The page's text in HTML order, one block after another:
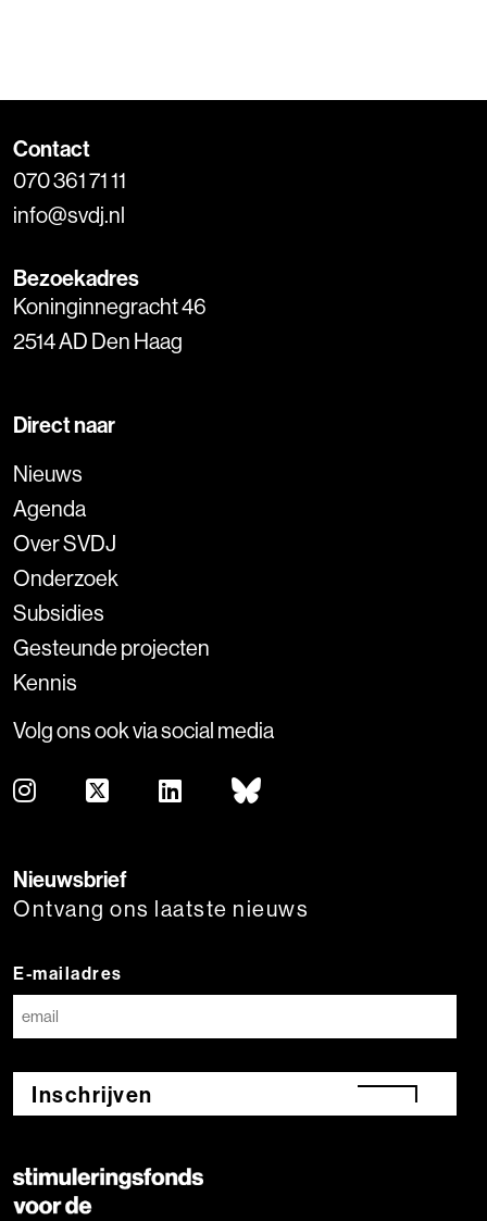
Contact
070 361 71 11
info@svdj.nl
Bezoekadres
Koninginnegracht 46
2514 AD Den Haag
Direct naar
Nieuws
Agenda
Over SVDJ
Onderzoek
Subsidies
Gesteunde projecten
Kennis
Volg ons ook via social media
Nieuwsbrief
Ontvang ons laatste nieuws
E-mailadres
Inschrijven